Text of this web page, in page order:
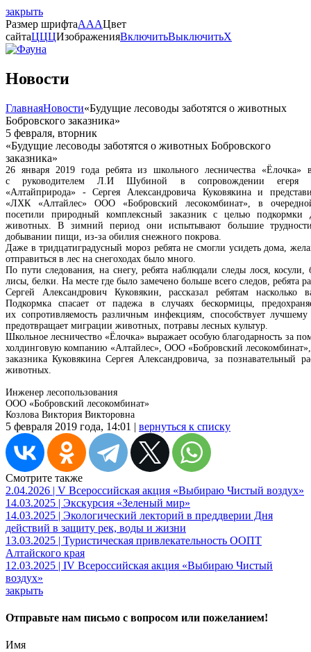
закрыть
Размер шрифтаAAAЦвет
сайтаЦЦЦИзображенияВключитьВыключитьX
Новости
ГлавнаяНовости«Будущие лесоводы заботятся о животных
Бобровского заказника»
5 февраля, вторник
«Будущие лесоводы заботятся о животных Бобровского
заказника»
26 января 2019 года ребята из школьного лесничества «Ёлочка»
с руководителем Л.И Шубиной в сопровождении егеря
«Алтайприрода» - Сергея Александровича Куковякина и
«ЛХК «Алтайлес» ООО «Бобровский лесокомбинат», в
посетили природный комплексный заказник с целью подкормки
животных. В зимний период они испытывают большие
добывании пищи, из-за обилия снежного покрова.
Даже в тридцатиградусный мороз ребята не смогли усидеть дома,
отправиться в лес на снегоходах было много.
По пути следования, на снегу, ребята наблюдали следы лося, косули,
лисы, белки. На месте где было замечено больше всего следов, ребята
Сергей Александрович Куковякин, рассказал ребятам
Подкормка спасает от падежа в случаях бескормицы,
их сопротивляемость различным инфекциям, способствует
предотвращает миграции животных, потравы лесных культур.
Школьное лесничество «Ёлочка» выражает особую благодарность за
холдинговую компанию «Алтайлес», ООО «Бобровский лесокомбинат»,
заказника Куковякина Сергея Александровича, за познавательный
животных.
Инженер лесопользования
ООО «Бобровский лесокомбинат»
Козлова Виктория Викторовна
5 февраля 2019 года, 14:01 | вернуться к списку
Смотрите также
2.04.2026 | V Всероссийская акция «Выбираю Чистый воздух»
14.03.2025 | Экскурсия «Зеленый мир»
14.03.2025 | Экологический лекторий в преддверии Дня
действий в защиту рек, воды и жизни
13.03.2025 | Туристическая привлекательность ООПТ
Алтайского края
12.03.2025 | IV Всероссийская акция «Выбираю Чистый
воздух»
закрыть
Отправьте нам письмо с вопросом или пожеланием!
Имя